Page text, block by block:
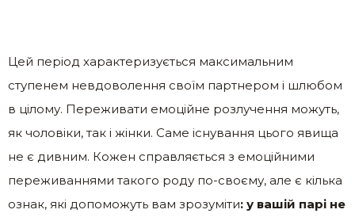
Цей період характеризується максимальним
ступенем невдоволення своїм партнером і шлюбом
в цілому. Переживати емоційне розлучення можуть,
як чоловіки, так і жінки. Саме існування цього явища
не є дивним. Кожен справляється з емоційними
переживаннями такого роду по-своєму, але є кілька
ознак, які допоможуть вам зрозуміти: у вашій парі не